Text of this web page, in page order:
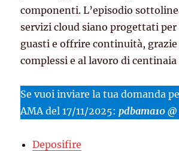
componenti. L’episodio
servizi cloud siano progettati per
guasti e offrire continuità, grazie
complessi e al lavoro di centinaia
Se vuoi inviare la tua domanda
AMA del 17/11/2025:pdbama10
Deposifire